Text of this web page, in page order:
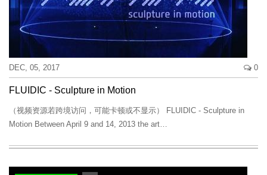
DEC, 05, 2017 0
FLUIDIC - Sculpture in Motion
（视频资源若跨境访问，可能卡顿或不显示） FLUIDIC - Sculpture in
Motion Between April 9 and 14, 2013 the art…